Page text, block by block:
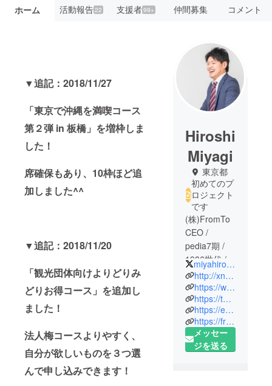
ホーム 活動報告22 支援者99+ 仲間募集 コメント
▼追記：2018/11/27
「東京で沖縄を満喫コース
第２弾 in 板橋 」を増枠しま
した！
席確保もあり、10枠ほど追
加しました^^
▼追記：2018/11/20
「観光団体向けよりどりみ
どりお得コース」を追加し
ました！
法人梅コースよりやすく、
自分が欲しいものを３つ選
んで申し込みできます！
Hiroshi
Miyagi
東京都
初めてのプ
ロジェクト
です
(株)FromTo
CEO /
pedia7期 /
1986世代 /
沖縄で残業
300時間を超
える社畜SE
🐷→フリー
SE→キャリ
アコンサル
→FromTo設
miyahiro_fromto
http://xn--se-ij7e50l.jp/
https://www.facebook.com/hiroshi.miyagi.96
https://twitter.com/2nd_carrier
https://engineer-2nd-carrier.com/
https://from-to.biz/
メッセー
ジを送る